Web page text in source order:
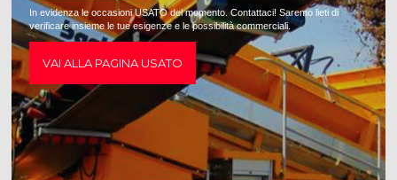
In evidenza le occasioni USATO del momento. Contattaci! Saremo lieti di
verificare insieme le tue esigenze e le possibilità commerciali.
VAI ALLA PAGINA USATO